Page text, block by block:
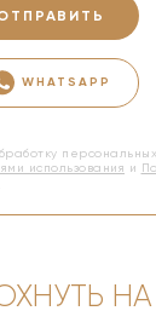
WHATSAPP
использования и
НА